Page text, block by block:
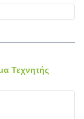
Τεχνητής